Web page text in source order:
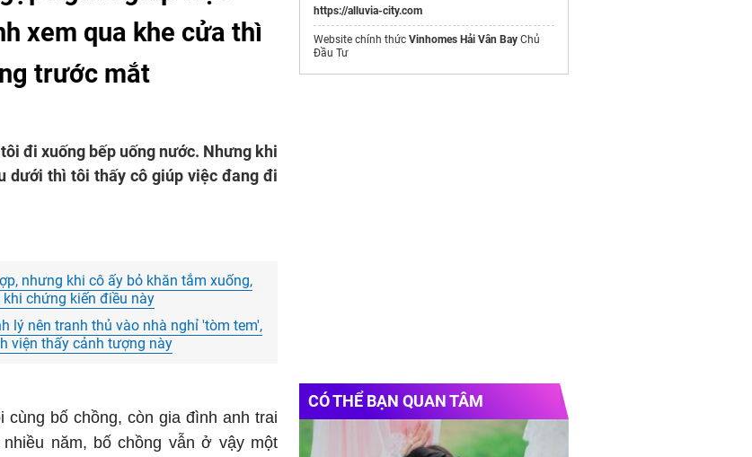
xem qua khe cửa thì
trước mắt
đi xuống bếp uống nước. Nhưng khi
dưới thì tôi thấy cô giúp việc đang đi
nhưng khi cô ấy bỏ khăn tắm xuống,
chứng kiến điều này
lý nên tranh thủ vào nhà nghỉ 'tòm tem',
viện thấy cảnh tượng này
bố chồng, còn gia đình anh trai
năm, bố chồng vẫn ở vậy một
https://alluvia-city.com
Website chính thức Vinhomes Hải Vân Bay Chủ
Đầu Tư
CÓ THỂ BẠN QUAN TÂM